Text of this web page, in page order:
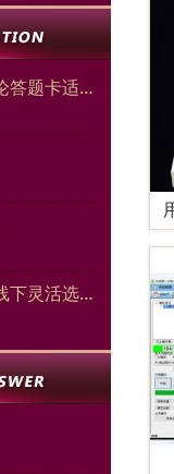
北京启明东方考试答题卡国考省考申论答题卡适合模拟考试练习
启明东方阅卷服务在线或上门，线上线下灵活选择